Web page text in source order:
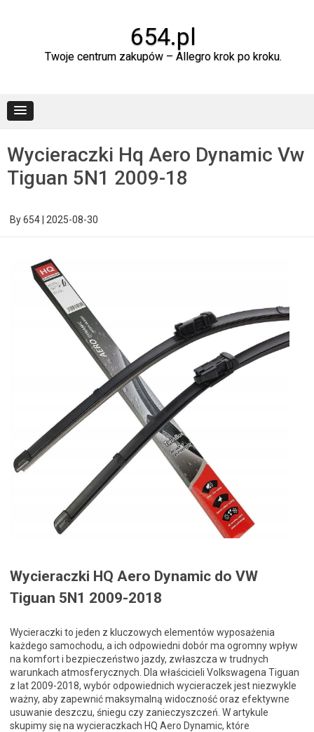
654.pl
Twoje centrum zakupów – Allegro krok po kroku.
Wycieraczki Hq Aero Dynamic Vw
Tiguan 5N1 2009-18
By654 2025-08-30
Wycieraczki HQ Aero Dynamic do VW
Tiguan 5N1 2009-2018
Wycieraczki to jeden z kluczowych elementów wyposażenia
każdego samochodu, a ich odpowiedni dobór ma ogromny wpływ
na komfort i bezpieczeństwo jazdy, zwłaszcza w trudnych
warunkach atmosferycznych. Dla właścicieli Volkswagena Tiguan
z lat 2009-2018, wybór odpowiednich wycieraczek jest niezwykle
ważny, aby zapewnić maksymalną widoczność oraz efektywne
usuwanie deszczu, śniegu czy zanieczyszczeń. W artykule
skupimy się na wycieraczkach HQ Aero Dynamic, które